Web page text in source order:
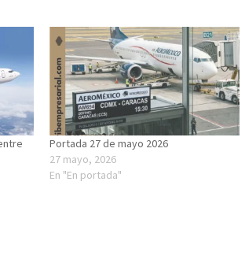
Portada 27 de mayo 2026
27 mayo, 2026
En "En portada"